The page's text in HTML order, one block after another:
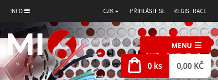
INFO CZK PŘIHLÁSIT SE REGISTRACE
MENU
0 ks 0,00 KČ